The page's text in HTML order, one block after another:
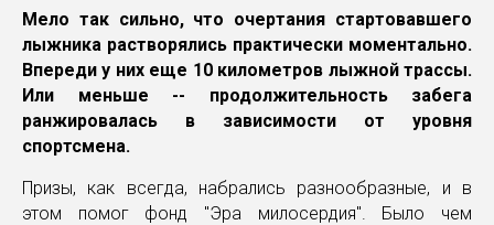
Мело так сильно, что очертания стартовавшего
лыжника растворялись практически моментально.
Впереди у них еще 10 километров лыжной трассы.
Или меньше -- продолжительность забега
ранжировалась в зависимости от уровня
спортсмена.
Призы, как всегда, набрались разнообразные, и в
этом помог фонд "Эра милосердия". Было чем